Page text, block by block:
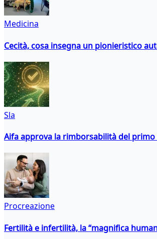
Medicina
Cecità, cosa insegna un pionieristico
Sla
Aifa approva la rimborsabilità del
Procreazione
Fertilità e infertilità, la “magnifica